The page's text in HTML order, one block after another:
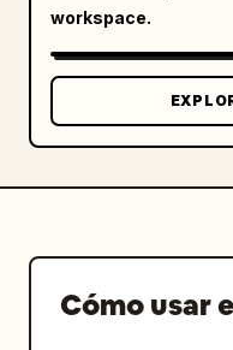
workspace.
Cómo usar